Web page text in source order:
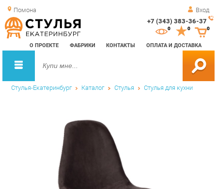
Помона Вход
+7 (343) 383-36-37
О ПРОЕКТЕ ФАБРИКИ КОНТАКТЫ ОПЛАТА И ДОСТАВКА
0 0
Стулья-Екатеринбург Каталог Стулья Стулья для кухни